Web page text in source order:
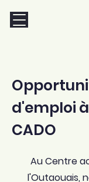
d'emploi
CADO
Au Centre
l'Outaouais,